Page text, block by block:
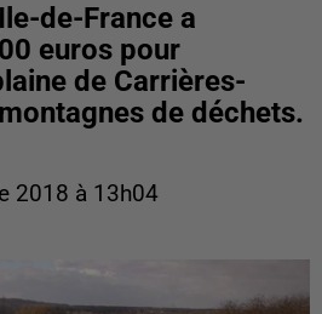
de-France a
euros pour
de Carrières-
de déchets.
2018 à 13h04